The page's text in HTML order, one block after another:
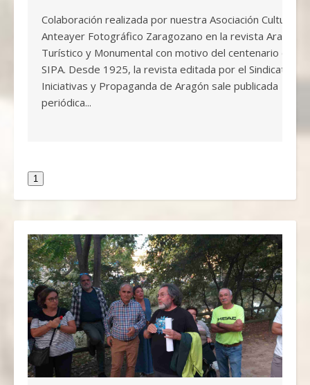
Colaboración realizada por nuestra Asociación Cultural
Anteayer Fotográfico Zaragozano en la revista Aragón
Turístico y Monumental con motivo del centenario del
SIPA. Desde 1925, la revista editada por el Sindicato de
Iniciativas y Propaganda de Aragón sale publicada
periódica...
1